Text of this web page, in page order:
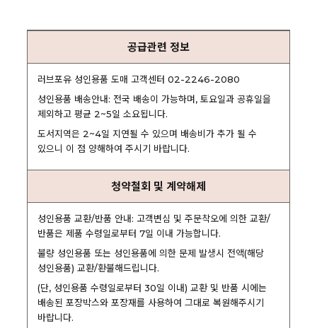
공급관련 정보
러브포유 성인용품 도매 고객센터 02-2246-2080
성인용품 배송안내: 전국 배송이 가능하며, 토요일과 공휴일을
제외하고 평균 2~5일 소요됩니다.
도서지역은 2~4일 지연될 수 있으며 배송비가 추가 될 수
있으니 이 점 양해하여 주시기 바랍니다.
청약철회 및 계약해제
성인용품 교환/반품 안내: 고객변심 및 주문착오에 의한 교환/
반품은 제품 수령일로부터 7일 이내 가능합니다.
불량 성인용품 또는 성인용품에 의한 문제 발생시 전액(해당
성인용품) 교환/환불해드립니다.
(단, 성인용품 수령일로부터 30일 이내) 교환 및 반품 시에는
배송된 포장박스와 포장재를 사용하여 그대로 복원해주시기
바랍니다.